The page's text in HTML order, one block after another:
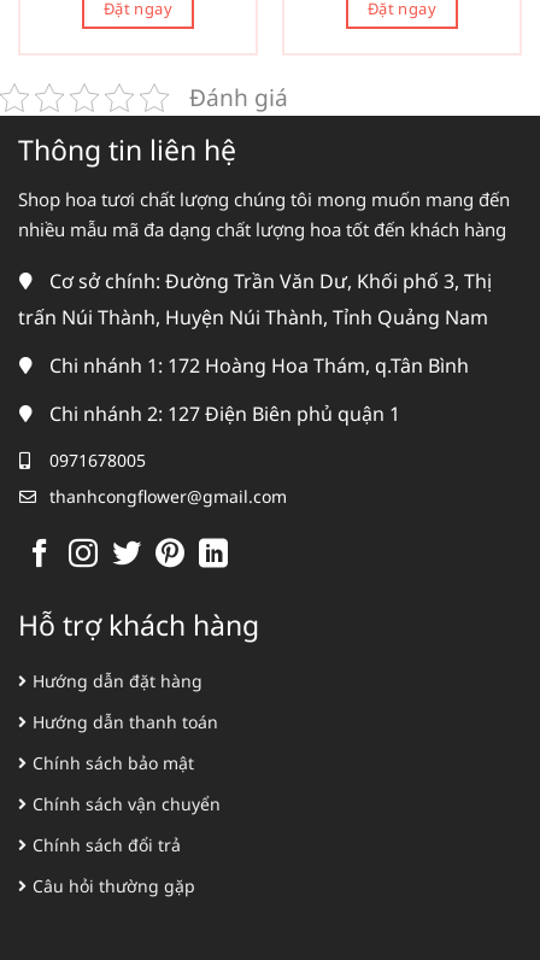
Đặt ngay Đặt ngay
Đánh giá
Thông tin liên hệ
Shop hoa tươi chất lượng chúng tôi mong muốn mang đến
nhiều mẫu mã đa dạng chất lượng hoa tốt đến khách hàng
Cơ sở chính: Đường Trần Văn Dư, Khối phố 3, Thị
trấn Núi Thành, Huyện Núi Thành, Tỉnh Quảng Nam
Chi nhánh 1: 172 Hoàng Hoa Thám, q.Tân Bình
Chi nhánh 2: 127 Điện Biên phủ quận 1
0971678005
thanhcongflower@gmail.com
Hỗ trợ khách hàng
Hướng dẫn đặt hàng
Hướng dẫn thanh toán
Chính sách bảo mật
Chính sách vận chuyển
Chính sách đổi trả
Câu hỏi thường gặp